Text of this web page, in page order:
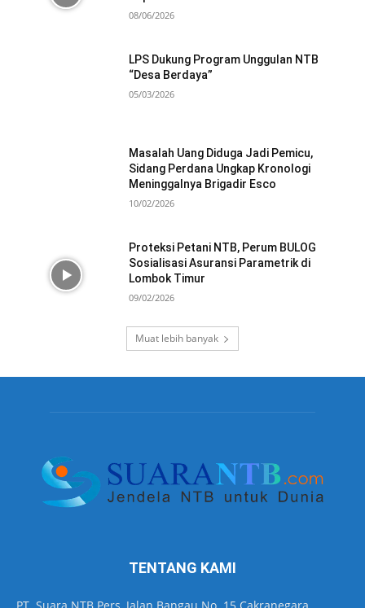
08/06/2026
LPS Dukung Program Unggulan NTB
“Desa Berdaya”
05/03/2026
Masalah Uang Diduga Jadi Pemicu,
Sidang Perdana Ungkap Kronologi
Meninggalnya Brigadir Esco
10/02/2026
Proteksi Petani NTB, Perum BULOG
Sosialisasi Asuransi Parametrik di
Lombok Timur
09/02/2026
Muat lebih banyak
TENTANG KAMI